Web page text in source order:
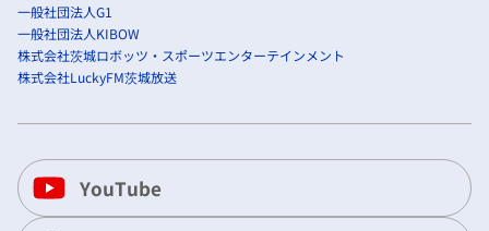
一般社団法人G1
一般社団法人KIBOW
株式会社茨城ロボッツ・スポーツエンターテインメント
株式会社LuckyFM茨城放送
YouTube